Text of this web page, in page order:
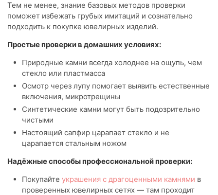
Тем не менее, знание базовых методов проверки
поможет избежать грубых имитаций и сознательно
подходить к покупке ювелирных изделий.
Простые проверки в домашних условиях:
Природные камни всегда холоднее на ощупь, чем
стекло или пластмасса
Осмотр через лупу помогает выявить естественные
включения, микротрещины
Синтетические камни могут быть подозрительно
чистыми
Настоящий сапфир царапает стекло и не
царапается стальным ножом
Надёжные способы профессиональной проверки:
Покупайте украшения с драгоценными камнями в
проверенных ювелирных сетях — там проходит